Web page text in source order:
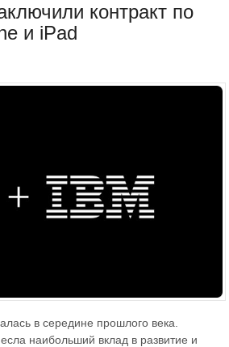
контракт по
и iPad
в середине прошлого века.
наибольший вклад в развитие и